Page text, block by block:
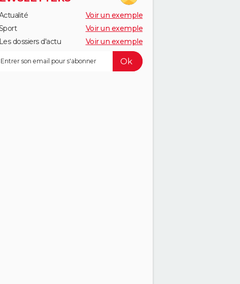
Voir un exemple
Voir un exemple
Les dossiers d'actu
Voir un exemple